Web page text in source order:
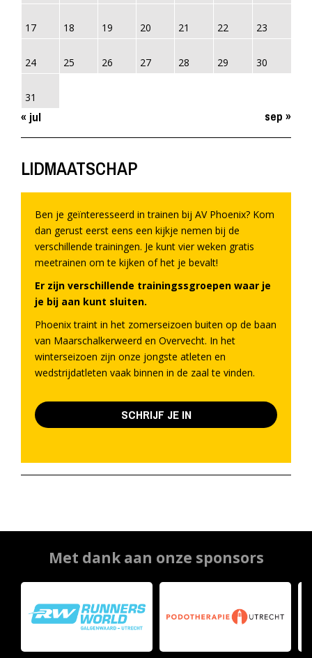
17 18 19 20 21 22 23
24 25 26 27 28 29 30
31
« jul sep »
LIDMAATSCHAP
Ben je geïnteresseerd in trainen bij AV Phoenix? Kom
dan gerust eerst eens een kijkje nemen bij de
verschillende trainingen. Je kunt vier weken gratis
meetrainen om te kijken of het je bevalt!
Er zijn verschillende trainingssgroepen waar je
je bij aan kunt sluiten.
Phoenix traint in het zomerseizoen buiten op de baan
van Maarschalkerweerd en Overvecht. In het
winterseizoen zijn onze jongste atleten en
wedstrijdatleten vaak binnen in de zaal te vinden.
SCHRIJF JE IN
Met dank aan onze sponsors